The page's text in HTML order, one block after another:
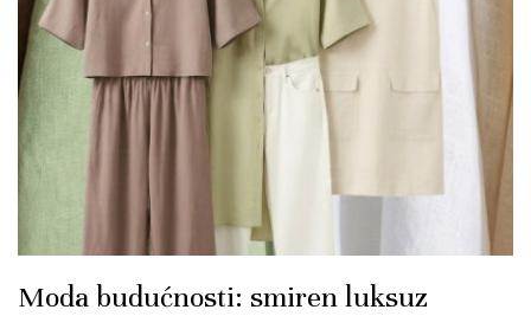
Moda budućnosti: smiren luksuz